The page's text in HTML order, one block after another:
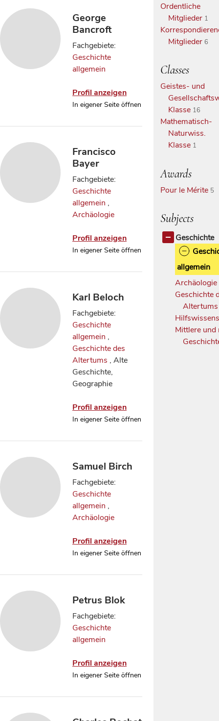
George
Bancroft
Fachgebiete:
Geschichte
allgemein
Profil anzeigen
In eigener Seite öffnen
Francisco
Bayer
Fachgebiete:
Geschichte
allgemein ,
Archäologie
Profil anzeigen
In eigener Seite öffnen
Karl Beloch
Fachgebiete:
Geschichte
allgemein ,
Geschichte des
Altertums , Alte
Geschichte,
Geographie
Profil anzeigen
In eigener Seite öffnen
Samuel Birch
Fachgebiete:
Geschichte
allgemein ,
Archäologie
Profil anzeigen
In eigener Seite öffnen
Petrus Blok
Fachgebiete:
Geschichte
allgemein
Profil anzeigen
In eigener Seite öffnen
Ordentliche
Mitglieder 1
Mitglieder 6
Classes
Geistes- und
Klasse 16
Mathematisch-
Naturwiss.
Klasse 1
Awards
Pour le Mérite 5
Subjects
Geschichte
allgemein
Archäologie
Geschichte
Mittlere und